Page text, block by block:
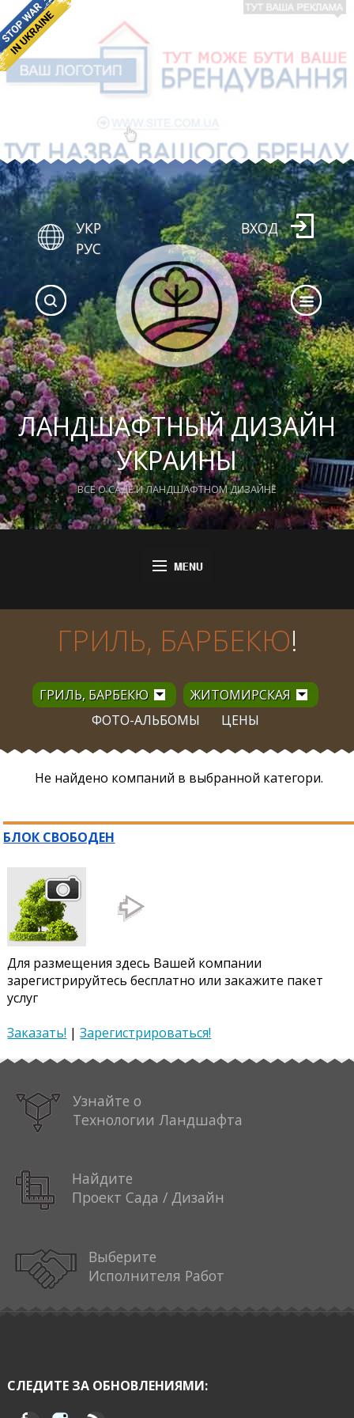
ЛАНДШАФТНЫЙ ДИЗАЙН
УКРАИНЫ
ВСЕ О САДЕ И ЛАНДШАФТНОМ ДИЗАЙНЕ
УКР
РУС
ВХОД
ГРИЛЬ, БАРБЕКЮ!
ГРИЛЬ, БАРБЕКЮ
ЖИТОМИРСКАЯ
ФОТО-АЛЬБОМЫ
ЦЕНЫ
Не найдено компаний в выбранной категори.
БЛОК СВОБОДЕН
Для размещения здесь Вашей компании
зарегистрируйтесь бесплатно или закажите пакет
услуг
Заказать! |Зарегистрироваться!
Узнайте о
Технологии Ландшафта
Найдите
Проект Сада / Дизайн
Выберите
Исполнителя Работ
СЛЕДИТЕ ЗА ОБНОВЛЕНИЯМИ: